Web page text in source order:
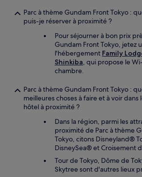
Parc à thème Gundam Front Tokyo :
puis-je réserver à proximité ?
Pour séjourner à bon prix
Gundam Front Tokyo, jetez
l'hébergement Family
Shinkiba, qui propose le
chambre.
Parc à thème Gundam Front Tokyo :
meilleures choses à faire et à voir
hôtel à proximité ?
Dans la région, parmi les
proximité de Parc à thème
Tokyo, citons Disneyland®
DisneySea® et Croisement
Tour de Tokyo, Dôme de
Skytree sont d'autres lieux